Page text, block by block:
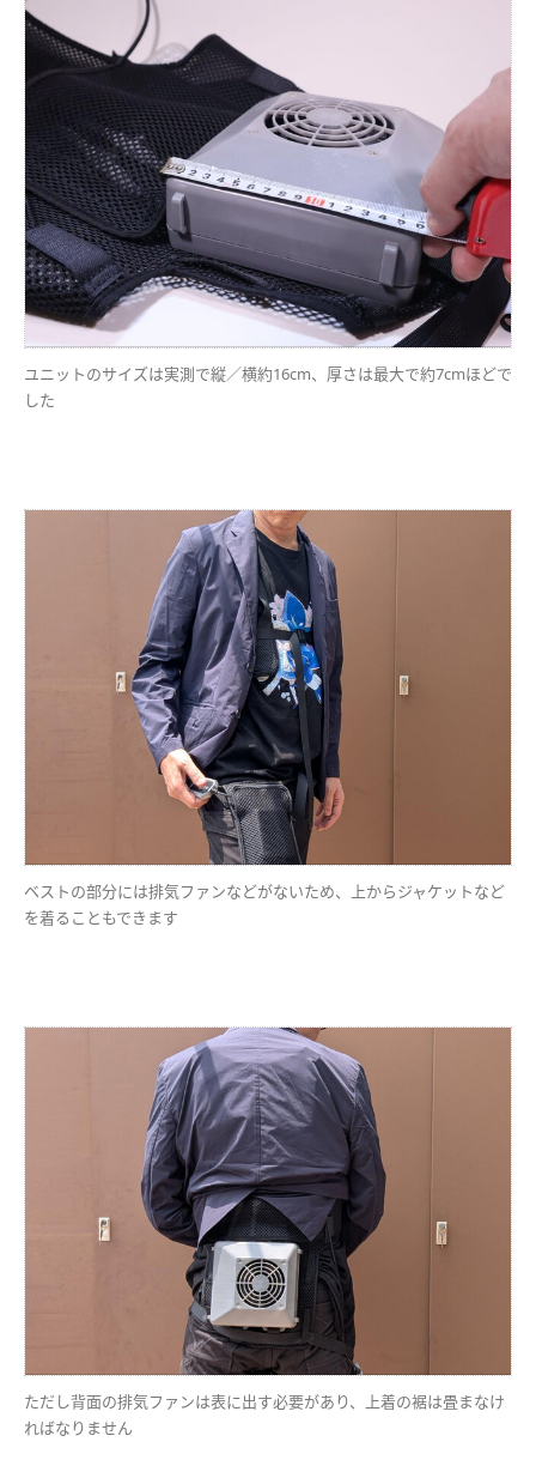
ユニットのサイズは実測で縦／横約16cm、厚さは最大で約7cmほどで
した
ベストの部分には排気ファンなどがないため、上からジャケットなど
を着ることもできます
ただし背面の排気ファンは表に出す必要があり、上着の裾は畳まなけ
ればなりません